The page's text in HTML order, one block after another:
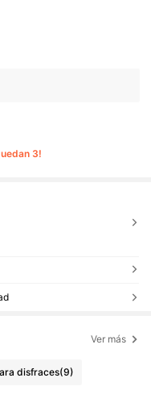
3!
Ver más
disfraces(9)